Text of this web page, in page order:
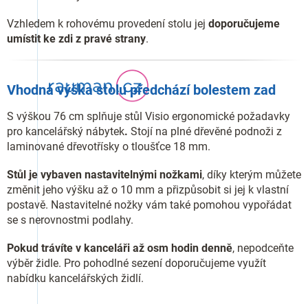
Vzhledem k rohovému provedení stolu jej doporučujeme
umístit ke zdi z pravé strany.
Vhodná výška stolu předchází bolestem zad
S výškou 76 cm splňuje stůl Visio ergonomické požadavky
pro kancelářský nábytek. Stojí na plné dřevěné podnoži z
laminované dřevotřísky o tloušťce 18 mm.
Stůl je vybaven nastavitelnými nožkami, díky kterým můžete
změnit jeho výšku až o 10 mm a přizpůsobit si jej k vlastní
postavě. Nastavitelné nožky vám také pomohou vypořádat
se s nerovnostmi podlahy.
Pokud trávíte v kanceláři až osm hodin denně, nepodceňte
výběr židle. Pro pohodlné sezení doporučujeme využít
nabídku kancelářských židlí.